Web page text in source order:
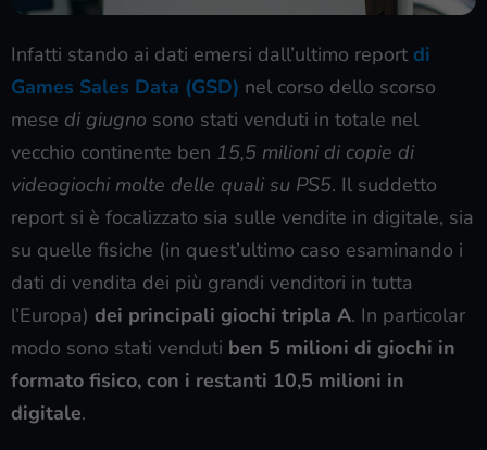
Infatti stando ai dati emersi dall’ultimo reportdi
Games Sales Data (GSD) nel corso dello scorso
mese di giugno sono stati venduti in totale nel
vecchio continente ben 15,5 milioni di copie di
videogiochi molte delle quali su PS5. Il suddetto
report si è focalizzato sia sulle vendite in digitale, sia
su quelle fisiche (in quest’ultimo caso esaminando i
dati di vendita dei più grandi venditori in tutta
l’Europa) dei principali giochi tripla A. In particolar
modo sono stati venduti ben 5 milioni di giochi in
formato fisico, con i restanti 10,5 milioni in
digitale.